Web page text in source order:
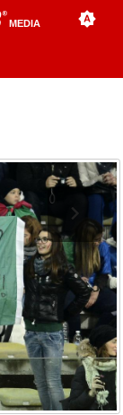
MEDIA